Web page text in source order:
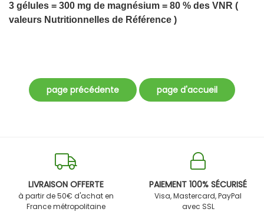
3 gélules = 300 mg de magnésium = 80 % des VNR (
valeurs Nutritionnelles de Référence )
LIVRAISON OFFERTE
à partir de 50€ d'achat en
France métropolitaine
PAIEMENT 100% SÉCURISÉ
Visa, Mastercard, PayPal
avec SSL